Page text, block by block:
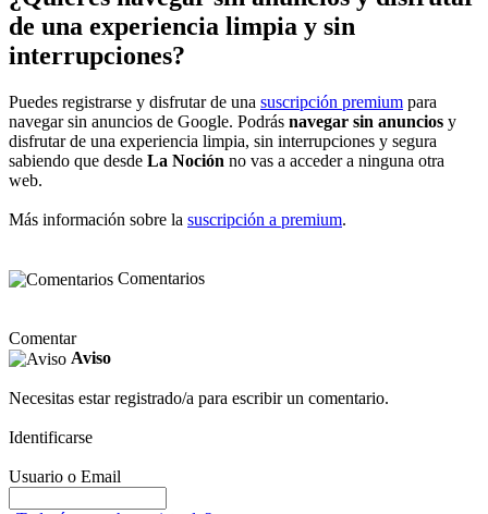
de una experiencia limpia y sin
interrupciones?
Puedes registrarse y disfrutar de una suscripción premium para
navegar sin anuncios de Google. Podrás navegar sin anuncios y
disfrutar de una experiencia limpia, sin interrupciones y segura
sabiendo que desde La Noción no vas a acceder a ninguna otra
web.
Más información sobre la suscripción a premium.
Comentarios
Comentar
Aviso
Necesitas estar registrado/a para escribir un comentario.
Identificarse
Usuario o Email